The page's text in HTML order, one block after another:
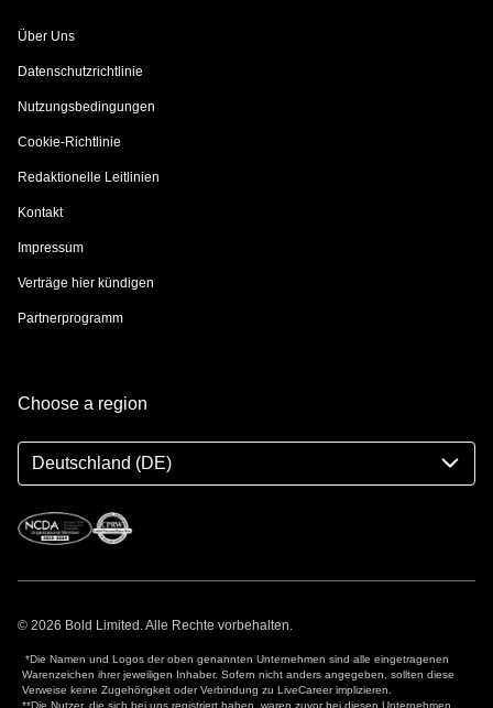
Über Uns
Datenschutzrichtlinie
Nutzungsbedingungen
Cookie-Richtlinie
Redaktionelle Leitlinien
Kontakt
Impressum
Verträge hier kündigen
Partnerprogramm
Choose a region
Deutschland (DE)
© 2026 Bold Limited. Alle Rechte vorbehalten.
*Die Namen und Logos der oben genannten Unternehmen sind alle eingetragenen
Warenzeichen ihrer jeweiligen Inhaber. Sofern nicht anders angegeben, sollten diese
Verweise keine Zugehörigkeit oder Verbindung zu LiveCareer implizieren.
**Die Nutzer, die sich bei uns registriert haben, waren zuvor bei diesen Unternehmen